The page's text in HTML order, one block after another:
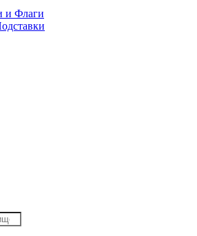
и Флаги